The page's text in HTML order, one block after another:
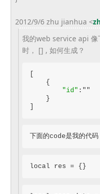
2012/9/6 zhu jianhua <
我的web service api 像
时， [] , 如何生成？
[
    {
"id" :""
    }
]
下面的code是我的代码
local res = {}